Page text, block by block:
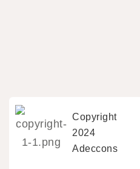
Copyright
2024
Adeccons